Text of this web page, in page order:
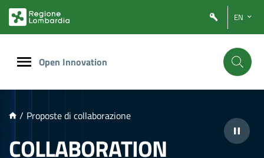
PRINCIPALE
EN
Open Innovation
/ Proposte di collaborazione
COLLABORATION